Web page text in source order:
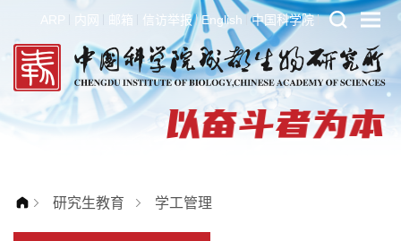
ARP 内网 邮箱 信访举报 English 中国科学院
研究生教育 学工管理